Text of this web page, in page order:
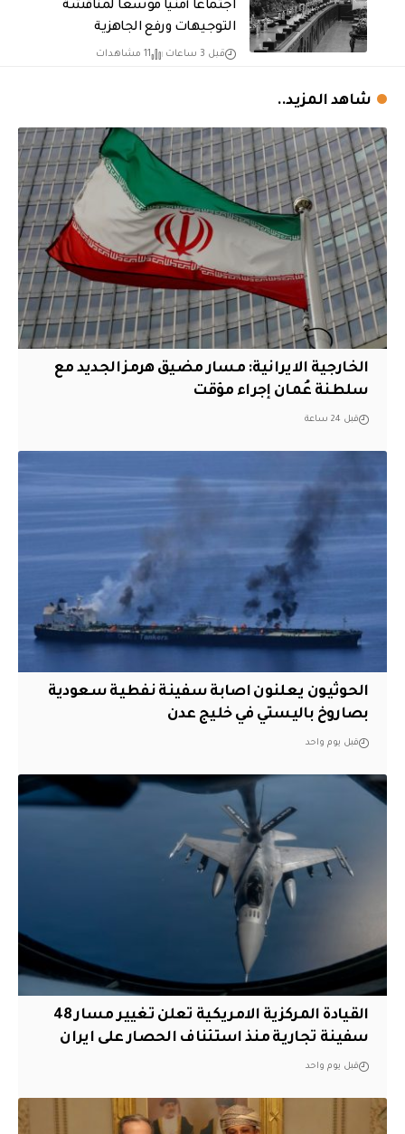
اجتماعًا أمنيًا موسعًا لمناقشة
التوجيهات ورفع الجاهزية
قبل 3 ساعات 11 مشاهدات
شاهد المزيد..
الخارجية الايرانية: مسار مضيق هرمز الجديد مع
سلطنة عُمان إجراء مؤقت
قبل 24 ساعة
الحوثيون يعلنون اصابة سفينة نفطية سعودية
بصاروخ باليستي في خليج عدن
قبل يوم واحد
القيادة المركزية الامريكية تعلن تغيير مسار 48
سفينة تجارية منذ استئناف الحصار على ايران
قبل يوم واحد